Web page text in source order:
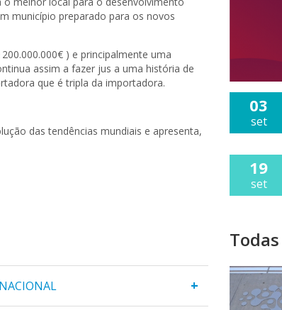
município preparado para os novos
) e principalmente uma
assim a fazer jus a uma história de
que é tripla da importadora.
das tendências mundiais e apresenta,
+
03
set
19
set